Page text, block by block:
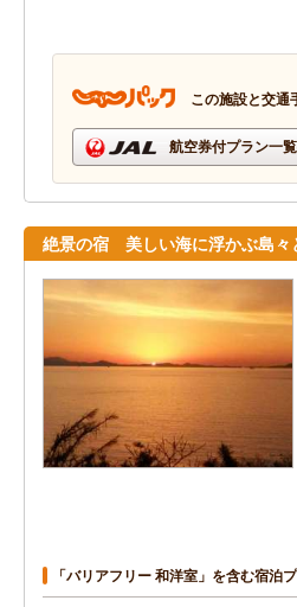
この施設と交通
航空券付プラン一
絶景の宿 美しい海に浮かぶ島々
「バリアフリー 和洋室」を含む宿泊